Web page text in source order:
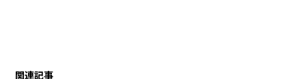
関連記事